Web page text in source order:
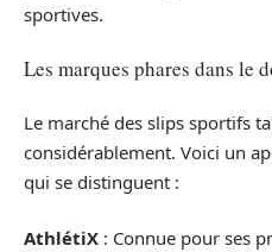
sportives.
Les marques phares dans le
Le marché des slips sportifs
considérablement. Voici un
qui se distinguent :
AthlétiX : Connue pour ses